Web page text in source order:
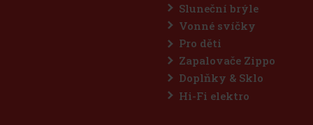
Cask Finish 12Y 46% 0,7 l
Sluneční brýle
Vonné svíčky
Pro děti
Zapalovače Zippo
Doplňky & Sklo
Hi-Fi elektro